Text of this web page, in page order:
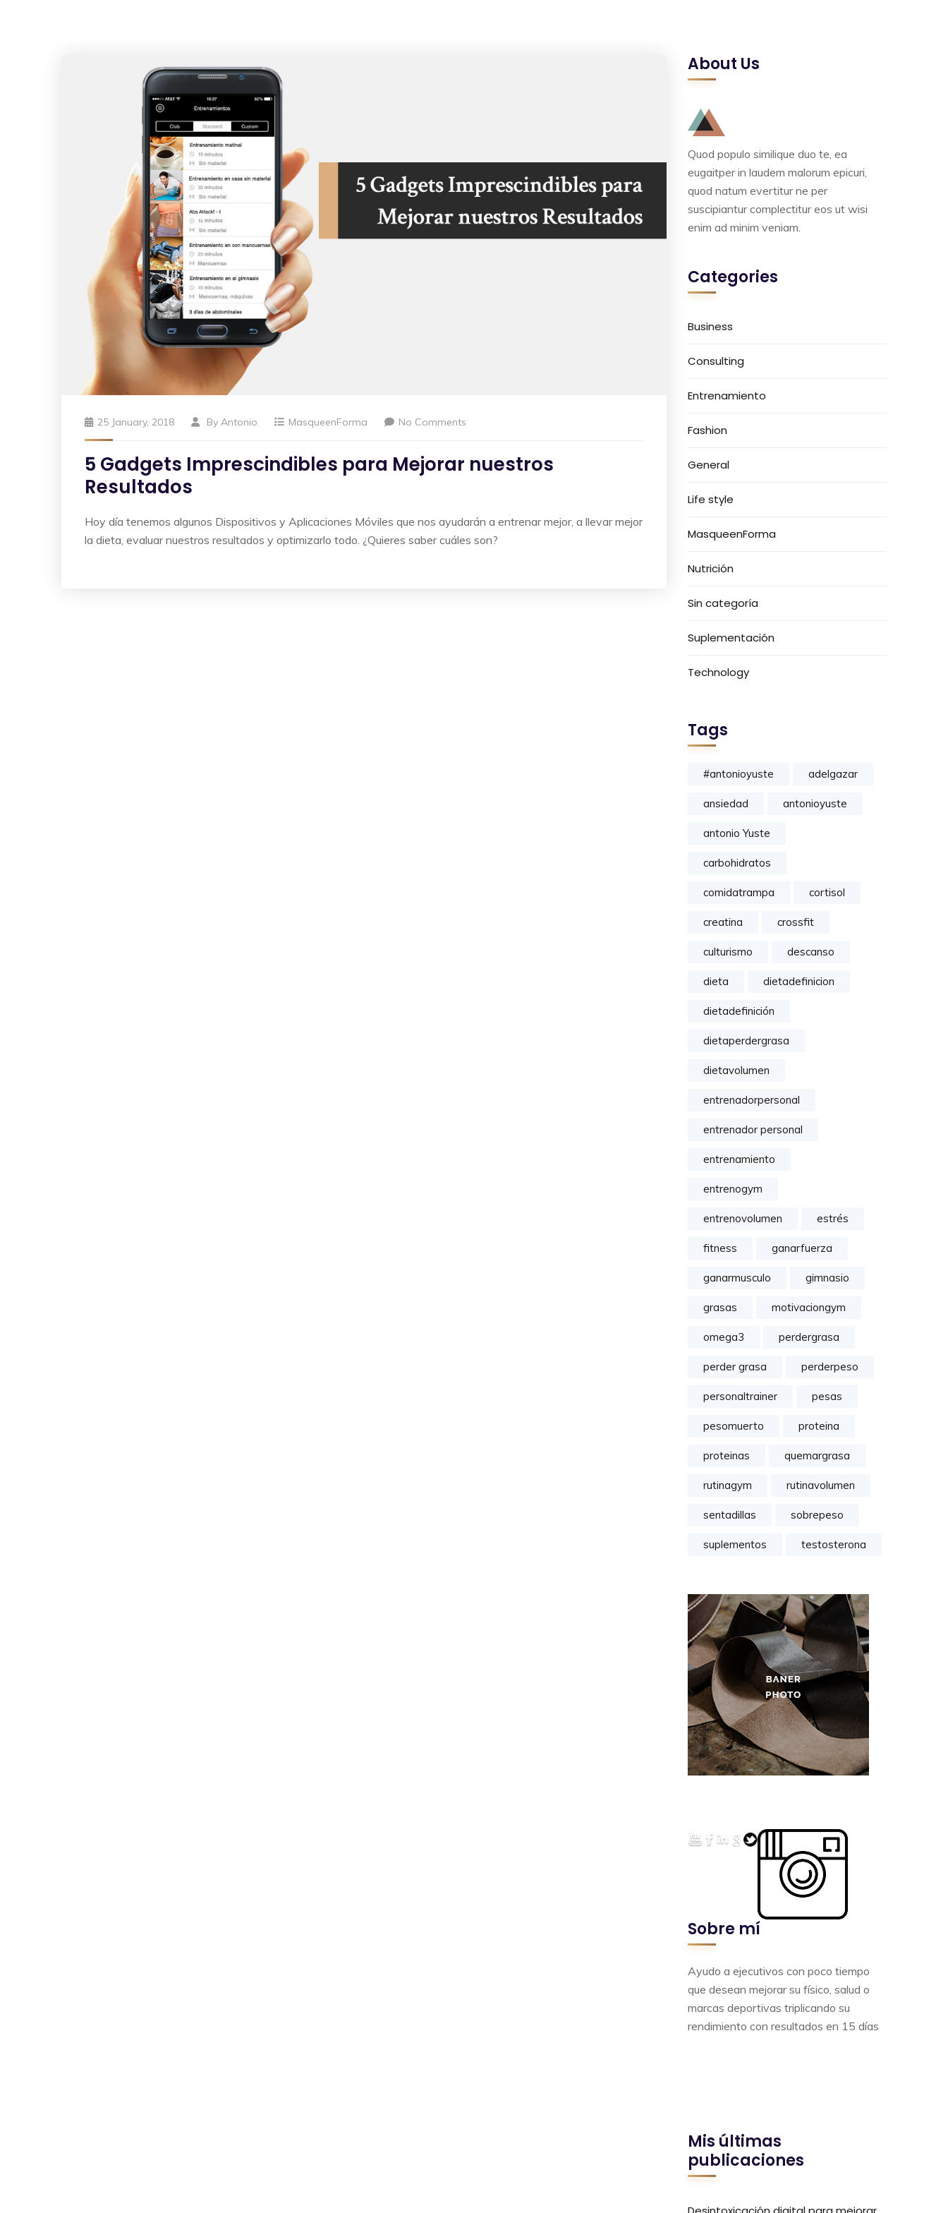
25 January, 2018 By Antonio MasqueenForma No Comments
5 Gadgets Imprescindibles para Mejorar nuestros
Resultados
Hoy día tenemos algunos Dispositivos y Aplicaciones Móviles que nos ayudarán a entrenar mejor, a llevar mejor
la dieta, evaluar nuestros resultados y optimizarlo todo. ¿Quieres saber cuáles son?
About Us
Quod populo similique duo te, ea
eugaitper in laudem malorum epicuri,
quod natum evertitur ne per
suscipiantur complectitur eos ut wisi
enim ad minim veniam.
Categories
Business
Consulting
Entrenamiento
Fashion
General
Life style
MasqueenForma
Nutrición
Sin categoría
Suplementación
Technology
Tags
#antonioyuste adelgazar
ansiedad antonioyuste
antonio Yuste
carbohidratos
comidatrampa cortisol
creatina crossfit
culturismo descanso
dieta dietadefinicion
dietadefinición
dietaperdergrasa
dietavolumen
entrenadorpersonal
entrenador personal
entrenamiento
entrenogym
entrenovolumen estrés
fitness ganarfuerza
ganarmusculo gimnasio
grasas motivaciongym
omega3 perdergrasa
perder grasa perderpeso
personaltrainer pesas
pesomuerto proteina
proteinas quemargrasa
rutinagym rutinavolumen
sentadillas sobrepeso
suplementos testosterona
Sobre mí
Ayudo a ejecutivos con poco tiempo
que desean mejorar su físico, salud o
marcas deportivas triplicando su
rendimiento con resultados en 15 días
Mis últimas
publicaciones